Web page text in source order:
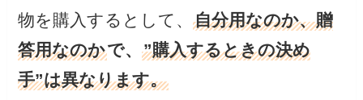
物を購入するとして、自分用なのか、贈
答用なのかで、”購入するときの決め
手”は異なります。